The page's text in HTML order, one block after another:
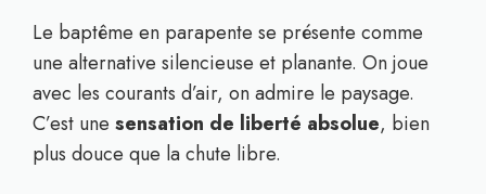
Le baptême en parapente se présente comme
une alternative silencieuse et planante. On joue
avec les courants d’air, on admire le paysage.
C’est une sensation de liberté absolue, bien
plus douce que la chute libre.